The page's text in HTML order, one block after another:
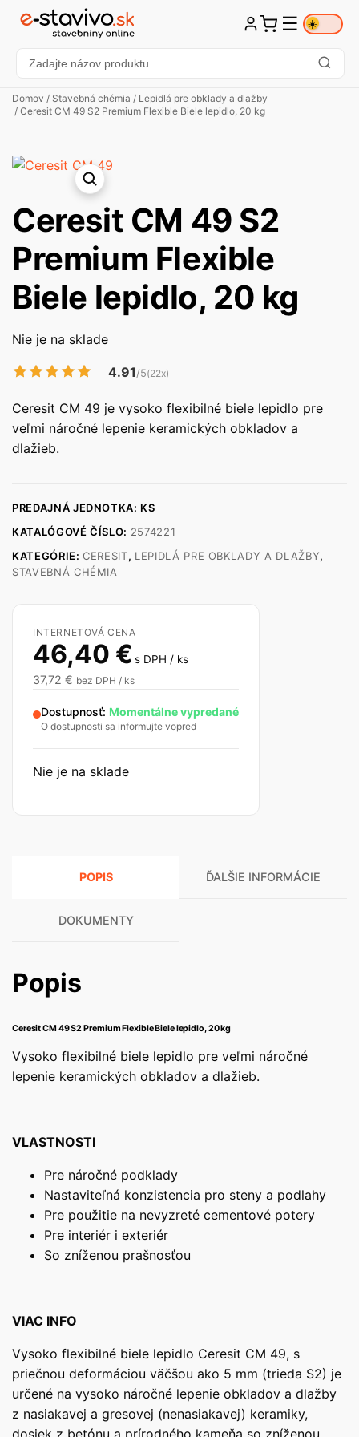
☰ ☀️
Domov / Stavebná chémia / Lepidlá pre obklady a dlažby
/ Ceresit CM 49 S2 Premium Flexible Biele lepidlo, 20 kg
Ceresit CM 49 S2
Premium Flexible
Biele lepidlo, 20 kg
Nie je na sklade
4.91/5(22x)
Ceresit CM 49 je vysoko flexibilné biele lepidlo pre
veľmi náročné lepenie keramických obkladov a
dlažieb.
PREDAJNÁ JEDNOTKA: KS
KATALÓGOVÉ ČÍSLO: 2574221
KATEGÓRIE:CERESIT, LEPIDLÁ PRE OBKLADY A DLAŽBY,
STAVEBNÁ CHÉMIA
INTERNETOVÁ CENA
46,40 € s DPH / ks
37,72 € bez DPH / ks
Dostupnosť: Momentálne vypredané
O dostupnosti sa informujte vopred
Nie je na sklade
POPIS ĎALŠIE INFORMÁCIE
DOKUMENTY
Popis
Ceresit CM 49 S2 Premium Flexible Biele lepidlo, 20 kg
Vysoko flexibilné biele lepidlo pre veľmi náročné
lepenie keramických obkladov a dlažieb.
VLASTNOSTI
Pre náročné podklady
Nastaviteľná konzistencia pro steny a podlahy
Pre použitie na nevyzreté cementové potery
Pre interiér i exteriér
So zníženou prašnosťou
VIAC INFO
Vysoko flexibilné biele lepidlo Ceresit CM 49, s
priečnou deformáciou väčšou ako 5 mm (trieda S2) je
určené na vysoko náročné lepenie obkladov a dlažby
z nasiakavej a gresovej (nenasiakavej) keramiky,
dosiek z betónu a prírodného kameňa so zníženou